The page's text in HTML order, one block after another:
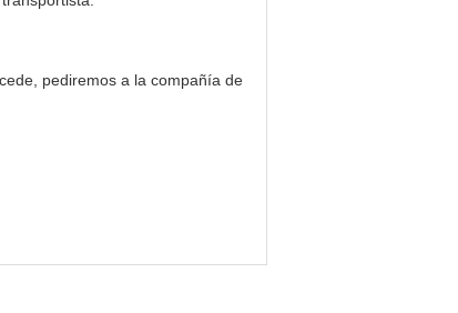
pediremos a la compañía de